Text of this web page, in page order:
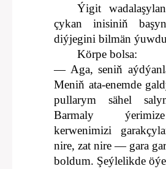
Ýigit
çykan inisiniň
diýjegini bilmän
Körpe bolsa:
— Aga, seniň
Meniň ata-enemde
pullarym sähel
Barmaly
kerwenimizi
nire, zat nire — gara
boldum. Şeýlelikde